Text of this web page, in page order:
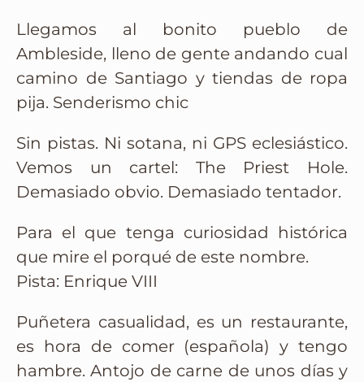
Llegamos al bonito pueblo de
Ambleside, lleno de gente andando cual
camino de Santiago y tiendas de ropa
pija. Senderismo chic
Sin pistas. Ni sotana, ni GPS eclesiástico.
Vemos un cartel: The Priest Hole.
Demasiado obvio. Demasiado tentador.
Para el que tenga curiosidad histórica
que mire el porqué de este nombre.
Pista: Enrique VIII
Puñetera casualidad, es un restaurante,
es hora de comer (española) y tengo
hambre. Antojo de carne de unos días y